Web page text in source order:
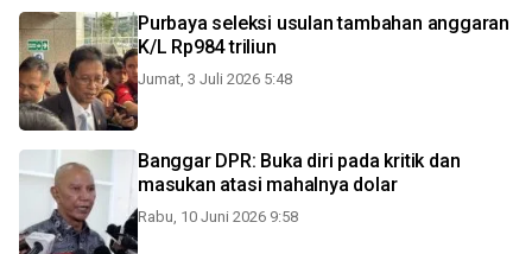
Purbaya seleksi usulan tambahan anggaran
K/L Rp984 triliun
Jumat, 3 Juli 2026 5:48
Banggar DPR: Buka diri pada kritik dan
masukan atasi mahalnya dolar
Rabu, 10 Juni 2026 9:58